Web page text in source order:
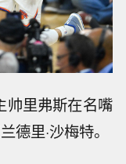
帅里弗斯在名嘴
德里·沙梅特。